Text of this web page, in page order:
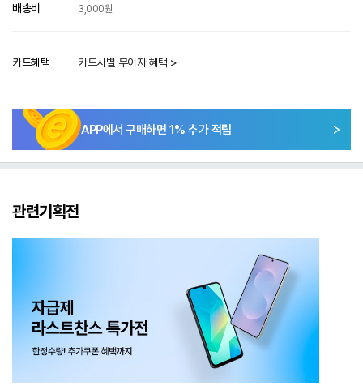
배송비
3,000원
카드혜택 카드사별 무이자 혜택 >
APP에서 구매하면 1% 추가 적립
관련기획전